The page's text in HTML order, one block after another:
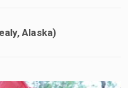
Alaska)